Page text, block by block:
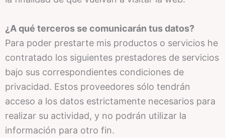
¿A qué terceros se comunicarán tus datos?
Para poder prestarte mis productos o servicios he
contratado los siguientes prestadores de servicios
bajo sus correspondientes condiciones de
privacidad. Estos proveedores sólo tendrán
acceso a los datos estrictamente necesarios para
realizar su actividad, y no podrán utilizar la
información para otro fin.